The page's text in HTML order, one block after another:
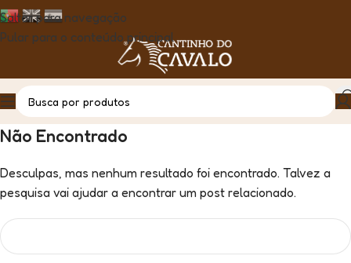
Saltar para navegação
Pular para o conteúdo principal
Não Encontrado
Desculpas, mas nenhum resultado foi encontrado. Talvez a
pesquisa vai ajudar a encontrar um post relacionado.